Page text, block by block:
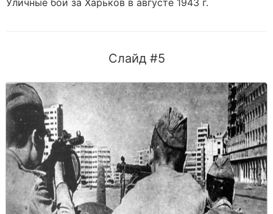
Уличные бои за Харьков в августе 1943 г.
Слайд #5